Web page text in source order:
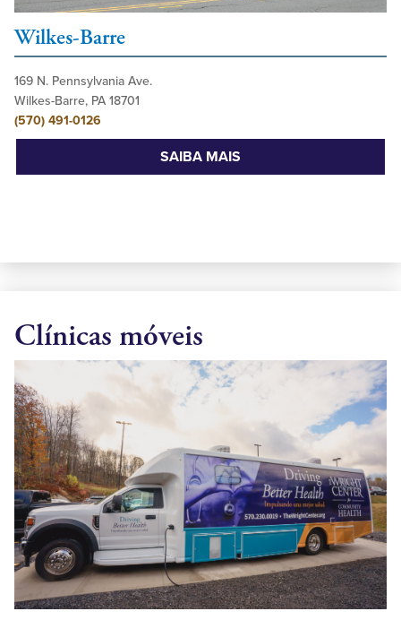
Wilkes-Barre
169 N. Pennsylvania Ave.
Wilkes-Barre, PA 18701
(570) 491-0126
SAIBA MAIS
Clínicas móveis